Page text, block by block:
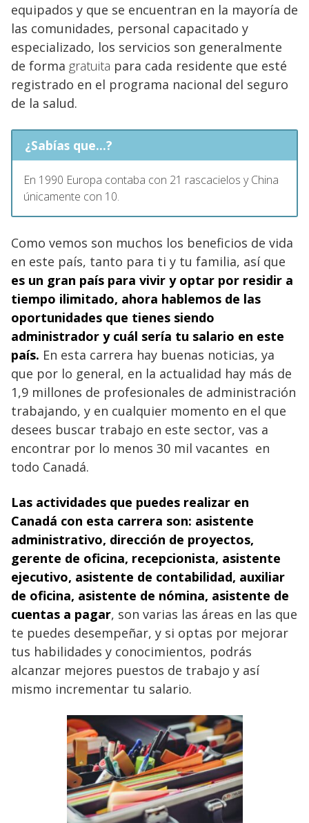
equipados y que se encuentran en la mayoría de
las comunidades, personal capacitado y
especializado, los servicios son generalmente
de forma gratuita para cada residente que esté
registrado en el programa nacional del seguro
de la salud.
¿Sabías que...?
En 1990 Europa contaba con 21 rascacielos y China
únicamente con 10.
Como vemos son muchos los beneficios de vida
en este país, tanto para ti y tu familia, así que
es un gran país para vivir y optar por residir a
tiempo ilimitado, ahora hablemos de las
oportunidades que tienes siendo
administrador y cuál sería tu salario en este
país. En esta carrera hay buenas noticias, ya
que por lo general, en la actualidad hay más de
1,9 millones de profesionales de administración
trabajando, y en cualquier momento en el que
desees buscar trabajo en este sector, vas a
encontrar por lo menos 30 mil vacantes en
todo Canadá.
Las actividades que puedes realizar en
Canadá con esta carrera son: asistente
administrativo, dirección de proyectos,
gerente de oficina, recepcionista, asistente
ejecutivo, asistente de contabilidad, auxiliar
de oficina, asistente de nómina, asistente de
cuentas a pagar, son varias las áreas en las que
te puedes desempeñar, y si optas por mejorar
tus habilidades y conocimientos, podrás
alcanzar mejores puestos de trabajo y así
mismo incrementar tu salario.